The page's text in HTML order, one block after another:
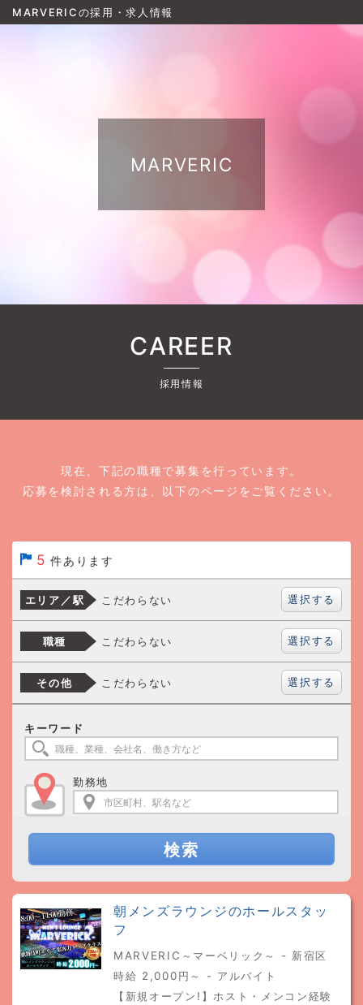
MARVERICの採用・求人情報
MARVERIC
CAREER
採用情報
現在、下記の職種で募集を行っています。
応募を検討される方は、以下のページをご覧ください。
5 件あります
エリア／駅 こだわらない 選択する
職種 こだわらない 選択する
その他 こだわらない 選択する
キーワード
勤務地
検索
朝メンズラウンジのホールスタッ
フ
MARVERIC～マーベリック～ - 新宿区
時給 2,000円～ - アルバイト
【新規オープン!】ホスト・メンコン経験